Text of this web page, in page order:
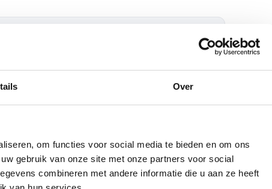
Over
om functies voor social media te bieden en om ons
gebruik van onze site met onze partners voor social
combineren met andere informatie die u aan ze heeft
in →
meer, maar de auto moet wel binnen